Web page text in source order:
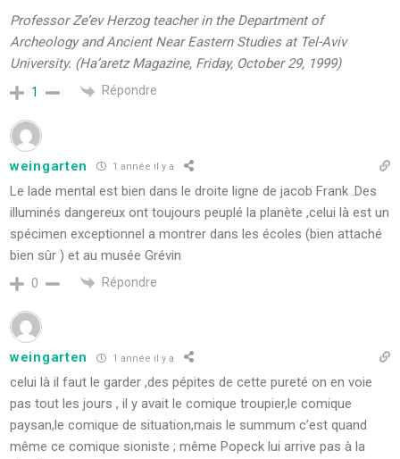
Professor Ze’ev Herzog teacher in the Department of
Archeology and Ancient Near Eastern Studies at Tel-Aviv
University. (Ha’aretz Magazine, Friday, October 29, 1999)
1 Répondre
weingarten 1 année il y a
Le lade mental est bien dans le droite ligne de jacob Frank .Des
illuminés dangereux ont toujours peuplé la planète ,celui là est un
spécimen exceptionnel a montrer dans les écoles (bien attaché
bien sûr ) et au musée Grévin
0 Répondre
weingarten 1 année il y a
celui là il faut le garder ,des pépites de cette pureté on en voie
pas tout les jours , il y avait le comique troupier,le comique
paysan,le comique de situation,mais le summum c’est quand
même ce comique sioniste ; même Popeck lui arrive pas à la